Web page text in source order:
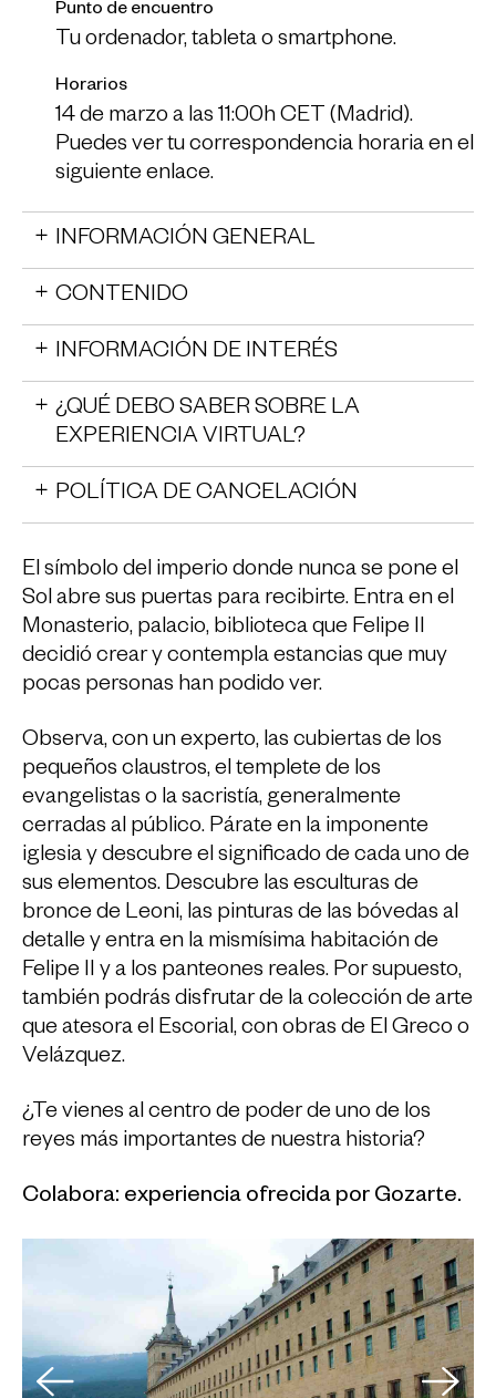
Punto de encuentro
Tu ordenador, tableta o smartphone.
Horarios
14 de marzo a las 11:00h CET (Madrid).
Puedes ver tu correspondencia horaria en el
siguiente enlace.
INFORMACIÓN GENERAL
CONTENIDO
INFORMACIÓN DE INTERÉS
¿QUÉ DEBO SABER SOBRE LA
EXPERIENCIA VIRTUAL?
POLÍTICA DE CANCELACIÓN
El símbolo del imperio donde nunca se pone el
Sol abre sus puertas para recibirte. Entra en el
Monasterio, palacio, biblioteca que Felipe II
decidió crear y contempla estancias que muy
pocas personas han podido ver.
Observa, con un experto, las cubiertas de los
pequeños claustros, el templete de los
evangelistas o la sacristía, generalmente
cerradas al público. Párate en la imponente
iglesia y descubre el significado de cada uno de
sus elementos. Descubre las esculturas de
bronce de Leoni, las pinturas de las bóvedas al
detalle y entra en la mismísima habitación de
Felipe II y a los panteones reales. Por supuesto,
también podrás disfrutar de la colección de arte
que atesora el Escorial, con obras de El Greco o
Velázquez.
¿Te vienes al centro de poder de uno de los
reyes más importantes de nuestra historia?
Colabora: experiencia ofrecida por Gozarte.